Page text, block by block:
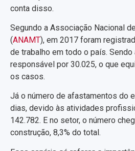
conta disso.
Segundo a Associação Nacional
(ANAMT), em 2017 foram
de trabalho em todo o país.
responsável por 30.025, o que
os casos.
Já o número de afastamentos do
dias, devido às atividades
142.782. E no setor, o número
construção, 8,3% do total.